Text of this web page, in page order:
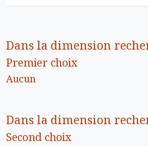
Dans la dimension
Premier choix
Aucun
Dans la dimension
Second choix